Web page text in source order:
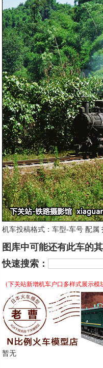
机车投稿格式：车型-车号 配属
图库中可能还有此车的
快速搜索：
（下关站新增机车户口多样式展示
暂无